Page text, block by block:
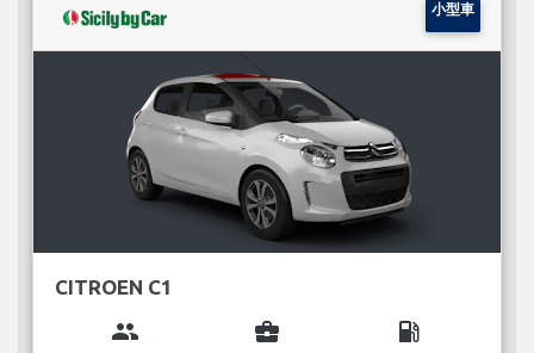
小型車
CITROEN C1
group business_center local_gas_station